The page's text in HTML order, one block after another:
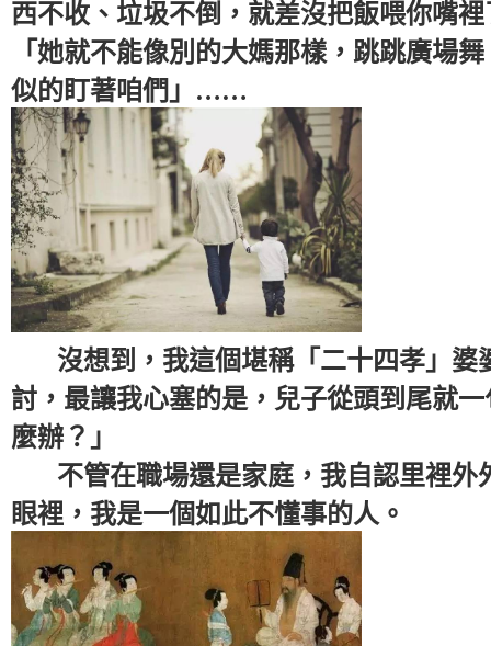
西不收、垃圾不倒，就差沒把飯喂你嘴
「她就不能像別的大媽那樣，跳跳廣場
似的盯著咱們」……
沒想到，我這個堪稱「二十四孝」婆
討，最讓我心塞的是，兒子從頭到尾就
麼辦？」
不管在職場還是家庭，我自認里裡外
眼裡，我是一個如此不懂事的人。